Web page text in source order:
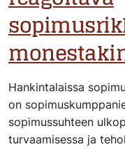
Hankintalaissa
on
sopimussuhteen
turvaamisessa ja